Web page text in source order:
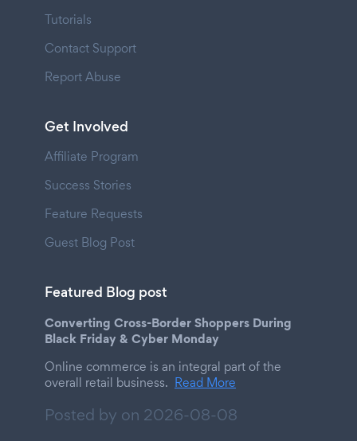
Tutorials
Contact Support
Report Abuse
Get Involved
Affiliate Program
Success Stories
Feature Requests
Guest Blog Post
Featured Blog post
Converting Cross-Border Shoppers During
Black Friday & Cyber Monday
Online commerce is an integral part of the
overall retail business. Read More
Posted by on 2026-08-08